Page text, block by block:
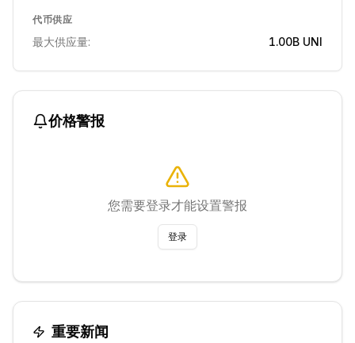
代币供应
最大供应量: 1.00B UNI
价格警报
您需要登录才能设置警报
登录
重要新闻